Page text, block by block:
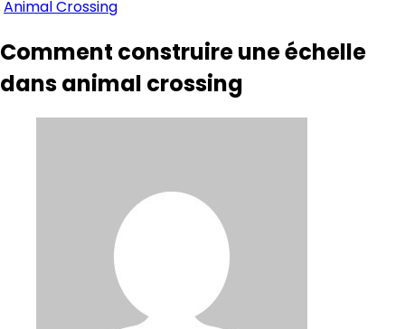
Animal Crossing
Comment construire une échelle
dans animal crossing